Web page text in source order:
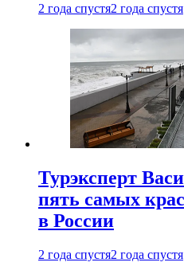
2 года спустя2 года спустя
Турэксперт
пять самых
в России
2 года спустя2 года спустя